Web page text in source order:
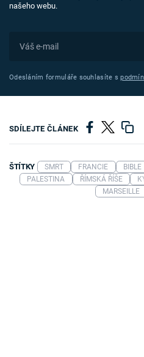
našeho webu.
Odesláním formuláře souhlasíte s
SDÍLEJTE ČLÁNEK
ŠTÍTKY SMRT FRANCIE BIBLE
PALESTINA
ŘÍMSKÁ ŘÍŠE
MARSEILLE